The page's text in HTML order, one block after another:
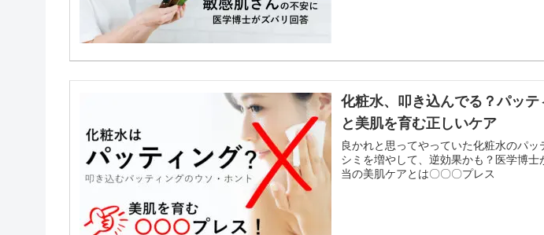
化粧水、叩き込んでる？パッテ
と美肌を育む正しいケア
良かれと思ってやっていた化粧水のパ
シミを増やして、逆効果かも？医学博
当の美肌ケアとは〇〇〇プレス